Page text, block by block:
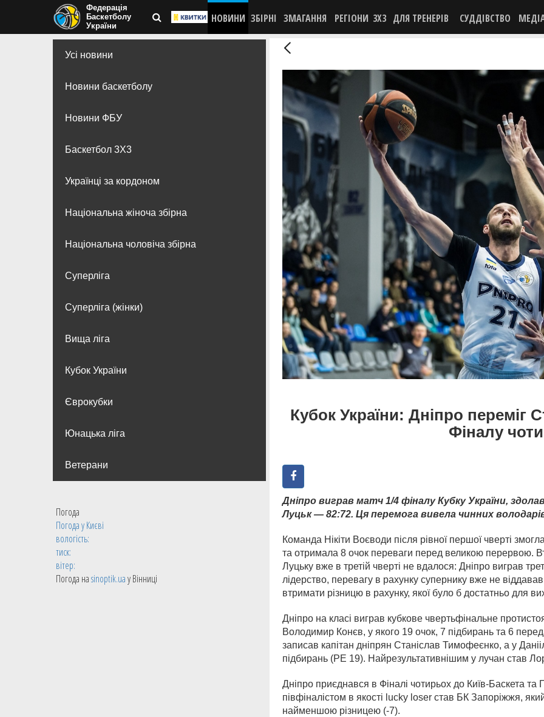
Федерація
Баскетболу
України
НОВИНИ ЗБІРНІ ЗМАГАННЯ РЕГІОНИ 3X3 ДЛЯ ТРЕНЕРІВ СУДДІВСТВО
Усі новини
Новини баскетболу
Новини ФБУ
Баскетбол 3Х3
Українці за кордоном
Національна жіноча збірна
Національна чоловіча збірна
Суперліга
Суперліга (жінки)
Вища лiга
Кубок України
Єврокубки
Юнацька ліга
Ветерани
Погода
Погода уКиєві
вологість:
тиск:
вітер:
Погода наsinoptik.uaу Вінниці
Кубок України: Дніпро переміг
Фіналу
Дніпро виграв матч 1/4 фіналу Кубку України,
Луцьк — 82:72. Ця перемога вивела чинних
Команда Нікіти Воєводи після рівної першої чверті
та отримала 8 очок переваги перед великою перервою.
Луцьку вже в третій чверті не вдалося: Дніпро виграв
лідерство, перевагу в рахунку супернику вже не
втримати різницю в рахунку, якої було б достатньо для
Дніпро на класі виграв кубкове чвертьфінальне
Володимир Конєв, у якого 19 очок, 7 підбирань та 6
записав капітан дніпрян Станіслав Тимофеєнко, а у
підбирань (РЕ 19). Найрезультативнішим у лучан став
Дніпро приєднався в Фіналі чотирьох до Київ-Баскета
півфіналістом в якості lucky loser став БК Запоріжжя,
найменшою різницею (-7).